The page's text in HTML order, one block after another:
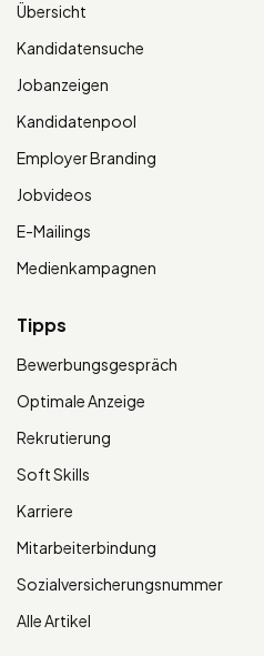
Übersicht
Kandidatensuche
Jobanzeigen
Kandidatenpool
Employer Branding
Jobvideos
E-Mailings
Medienkampagnen
Tipps
Bewerbungsgespräch
Optimale Anzeige
Rekrutierung
Soft Skills
Karriere
Mitarbeiterbindung
Sozialversicherungsnummer
Alle Artikel